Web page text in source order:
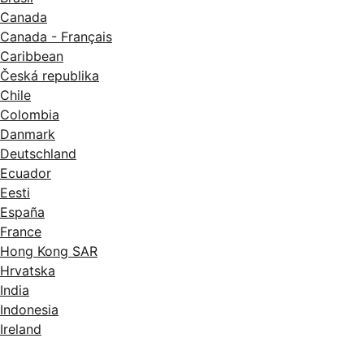
Canada
Canada - Français
Caribbean
Česká republika
Chile
Colombia
Danmark
Deutschland
Ecuador
Eesti
España
France
Hong Kong SAR
Hrvatska
India
Indonesia
Ireland